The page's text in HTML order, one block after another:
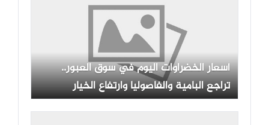
أسعار الخضراوات اليوم في سوق العبور..
تراجع البامية والفاصوليا وارتفاع الخيار
والفلفل